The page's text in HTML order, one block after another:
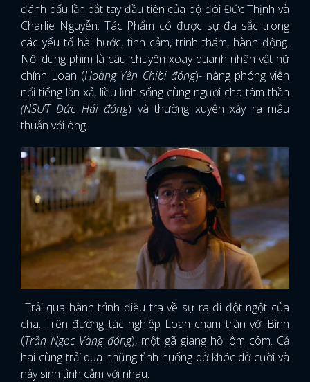
đánh dấu lần bắt tay đầu tiên của bộ đôi Đức Thịnh và
Charlie Nguyễn. Tác Phẩm có được sự đa sắc trong
các yếu tố hài hước, tình cảm, trinh thám, hành động.
Nội dung phim là câu chuyện xoay quanh nhân vật nữ
chính Loan (Hoàng Yến Chibi đóng)- nàng phóng viên
nổi tiếng lăn xả, liều lĩnh sống cùng người cha tâm thần
(NSƯT Đức Hải đóng) và thường xuyên xảy ra mâu
thuẫn với ông.
Trải qua hành trình điều tra về sự ra đi đột ngột của
cha. Trên đường tác nghiệp Loan chạm trán với Bình
(Trần Ngọc Vàng đóng), một gã giang hồ lôm côm. Cả
hai cùng trải qua những tình huống dở khóc dở cười và
nảy sinh tình cảm với nhau.